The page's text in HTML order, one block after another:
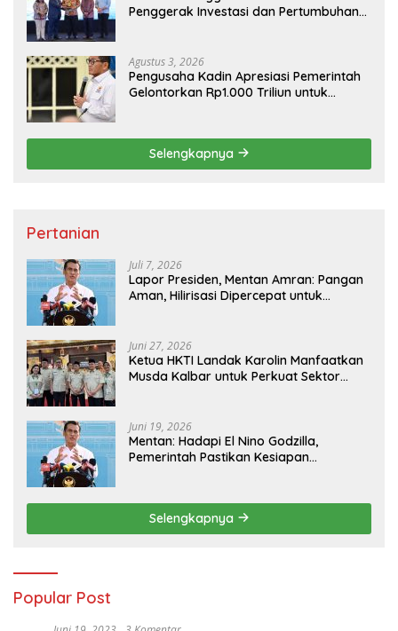
Penggerak Investasi dan Pertumbuhan
Agustus 3, 2026
Pengusaha Kadin Apresiasi Pemerintah
Gelontorkan Rp1.000 Triliun untuk
Selengkapnya
Pertanian
Juli 7, 2026
Lapor Presiden, Mentan Amran: Pangan
Aman, Hilirisasi Dipercepat untuk
Juni 27, 2026
Ketua HKTI Landak Karolin Manfaatkan
Musda Kalbar untuk Perkuat Sektor
Juni 19, 2026
Mentan: Hadapi El Nino Godzilla,
Pemerintah Pastikan Kesiapan
Selengkapnya
Popular Post